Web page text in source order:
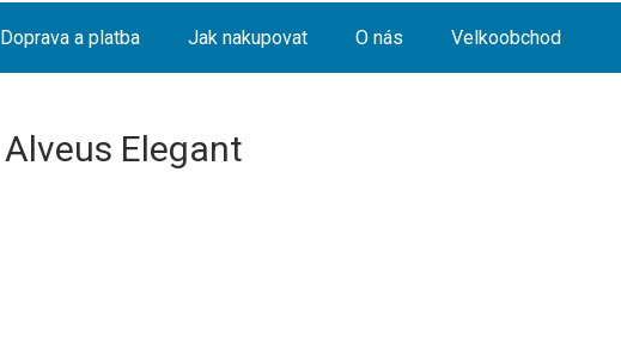
Doprava a platba Jak nakupovat O nás Velkoobchod
Alveus Elegant